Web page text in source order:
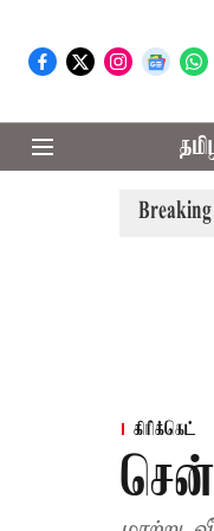
கோவை,
கிரிக்கெட்